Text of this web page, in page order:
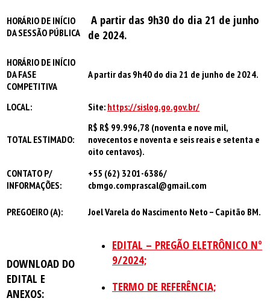
HORÁRIO DE INÍCIO
DA SESSÃO PÚBLICA
A partir das 9h30 do dia 21 de junho
de 2024.
HORÁRIO DE INÍCIO
DA FASE
COMPETITIVA
A partir das 9h40 do dia 21 de junho de 2024.
LOCAL: Site: https://sislog.go.gov.br/
TOTAL ESTIMADO:
R$ R$ 99.996,78 (noventa e nove mil,
novecentos e noventa e seis reais e setenta e
oito centavos).
CONTATO P/
INFORMAÇÕES:
+55 (62) 3201-6386/
cbmgo.comprascal@gmail.com
PREGOEIRO (A): Joel Varela do Nascimento Neto – Capitão BM.
DOWNLOAD DO
EDITAL E
ANEXOS:
EDITAL – PREGÃO ELETRÔNICO Nº
9/2024;
TERMO DE REFERÊNCIA;